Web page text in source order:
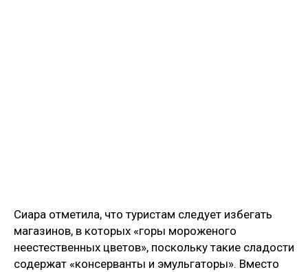
Сиара отметила, что туристам следует избегать
магазинов, в которых «горы мороженого
неестественных цветов», поскольку такие сладости
содержат «консерванты и эмульгаторы». Вместо